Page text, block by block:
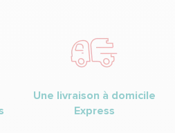
Une livraison à domicile
Express